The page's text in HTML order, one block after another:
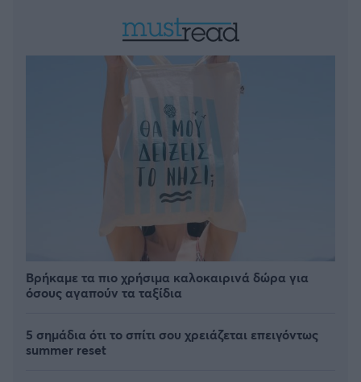
Βρήκαμε τα πιο χρήσιμα καλοκαιρινά δώρα για
όσους αγαπούν τα ταξίδια
5 σημάδια ότι το σπίτι σου χρειάζεται επειγόντως
summer reset